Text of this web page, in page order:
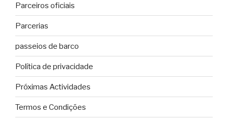
Parceiros oficiais
Parcerias
passeios de barco
Política de privacidade
Próximas Actividades
Termos e Condições